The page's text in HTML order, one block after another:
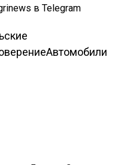
в Telegram
Автомобили